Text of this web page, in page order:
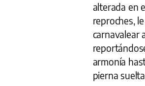
alterada en
reproches,
carnavalear
armonía
pierna